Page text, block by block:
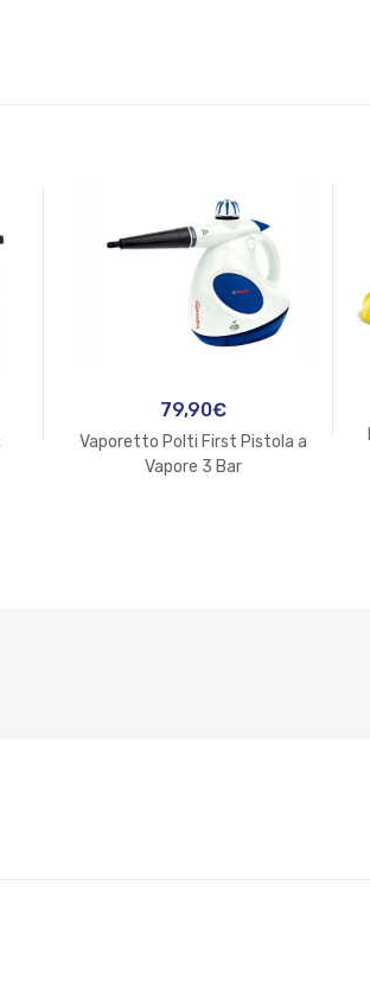
79,90€
Vaporetto Polti First Pistola a
Vapore 3 Bar